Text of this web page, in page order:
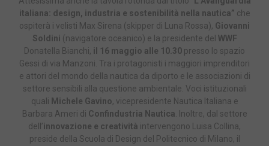
italiana: design, industria e sostenibilità nella nautica” che
ospiterà i velisti Max Sirena (skipper di Luna Rossa), Giovanni
Soldini (navigatore oceanico) e la presidente del WWF
Donatella Bianchi, il 16 maggio alle 10.30 presso lo spazio
Gessi di via Manzoni. Tra i protagonisti i maggiori imprenditori
e attori del mondo della nautica da diporto e le associazioni di
settore sensibili alla questione ambientale. Voci istituzionali
quali Michele Gavino, vicepresidente Nautica Italiana e
Barbara Ameri di Confindustria Nautica. Inoltre, dal settore
dell’innovazione e creatività intervengono Luisa Collina,
preside della Scuola di Design del Politecnico di Milano, il